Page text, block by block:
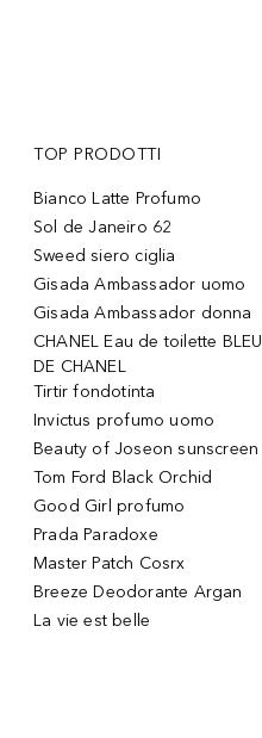
TOP PRODOTTI
Bianco Latte Profumo
Sol de Janeiro 62
Sweed siero ciglia
Gisada Ambassador uomo
Gisada Ambassador donna
CHANEL Eau de toilette BLEU
DE CHANEL
Tirtir fondotinta
Invictus profumo uomo
Beauty of Joseon sunscreen
Tom Ford Black Orchid
Good Girl profumo
Prada Paradoxe
Master Patch Cosrx
Breeze Deodorante Argan
La vie est belle